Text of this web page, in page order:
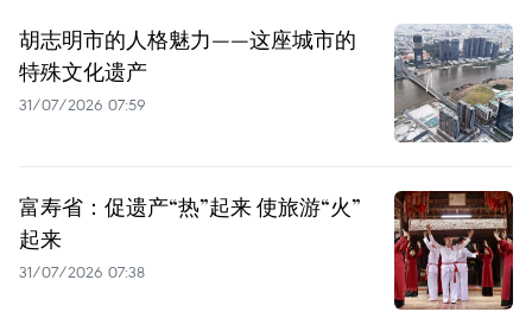
胡志明市的人格魅力——这座城市的
特殊文化遗产
31/07/2026 07:59
富寿省：促遗产“热”起来 使旅游“火”
起来
31/07/2026 07:38